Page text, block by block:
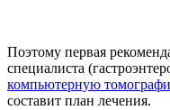
Поэтому первая
специалиста
компьютерную
составит план лечения.